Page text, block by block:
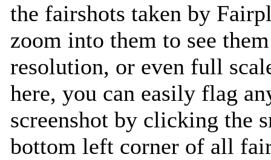
the fairshots taken by
zoom into them to see
resolution, or even full
here, you can easily flag
screenshot by clicking the
bottom left corner of all